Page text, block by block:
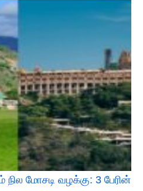
நில மோசடி வழக்கு: 3 பேரின்